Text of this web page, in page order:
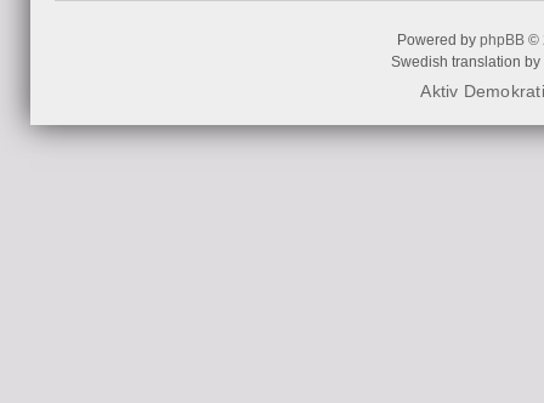
Powered by phpBB©
Swedish translation by
Aktiv Demokrati